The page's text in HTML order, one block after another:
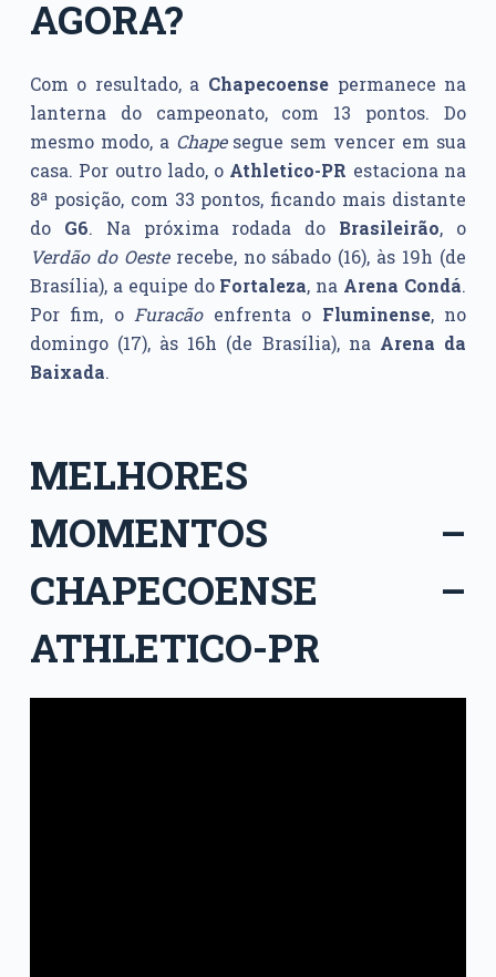
AGORA?
Com o resultado, a Chapecoense permanece na
lanterna do campeonato, com 13 pontos. Do
mesmo modo, a Chapesegue sem vencer em sua
casa. Por outro lado, o Athletico-PR estaciona na
8ª posição, com 33 pontos, ficando mais distante
do G6. Na próxima rodada do Brasileirão, o
Verdão do Oesterecebe, no sábado (16), às 19h (de
Brasília), a equipe do Fortaleza, na Arena Condá.
Por fim, oFuracãoenfrenta o Fluminense, no
domingo (17), às 16h (de Brasília), na Arena da
Baixada.
MELHORES
MOMENTOS –
CHAPECOENSE –
ATHLETICO-PR